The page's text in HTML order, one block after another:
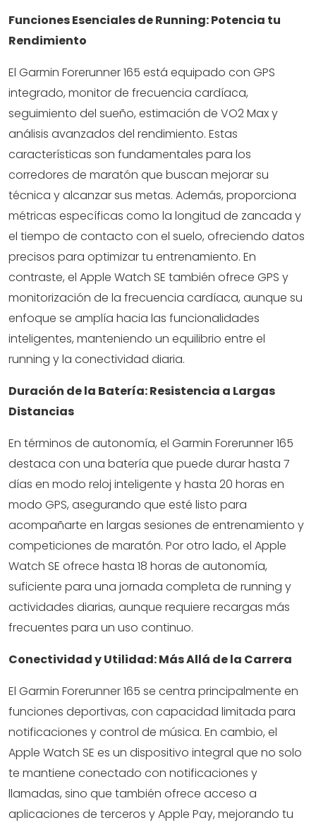
Funciones Esenciales de Running: Potencia tu
Rendimiento
El Garmin Forerunner 165 está equipado con GPS
integrado, monitor de frecuencia cardíaca,
seguimiento del sueño, estimación de VO2 Max y
análisis avanzados del rendimiento. Estas
características son fundamentales para los
corredores de maratón que buscan mejorar su
técnica y alcanzar sus metas. Además, proporciona
métricas específicas como la longitud de zancada y
el tiempo de contacto con el suelo, ofreciendo datos
precisos para optimizar tu entrenamiento. En
contraste, el Apple Watch SE también ofrece GPS y
monitorización de la frecuencia cardíaca, aunque su
enfoque se amplía hacia las funcionalidades
inteligentes, manteniendo un equilibrio entre el
running y la conectividad diaria.
Duración de la Batería: Resistencia a Largas
Distancias
En términos de autonomía, el Garmin Forerunner 165
destaca con una batería que puede durar hasta 7
días en modo reloj inteligente y hasta 20 horas en
modo GPS, asegurando que esté listo para
acompañarte en largas sesiones de entrenamiento y
competiciones de maratón. Por otro lado, el Apple
Watch SE ofrece hasta 18 horas de autonomía,
suficiente para una jornada completa de running y
actividades diarias, aunque requiere recargas más
frecuentes para un uso continuo.
Conectividad y Utilidad: Más Allá de la Carrera
El Garmin Forerunner 165 se centra principalmente en
funciones deportivas, con capacidad limitada para
notificaciones y control de música. En cambio, el
Apple Watch SE es un dispositivo integral que no solo
te mantiene conectado con notificaciones y
llamadas, sino que también ofrece acceso a
aplicaciones de terceros y Apple Pay, mejorando tu